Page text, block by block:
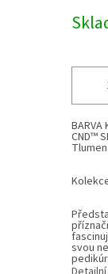
cena:
BARVA
CND™
svou